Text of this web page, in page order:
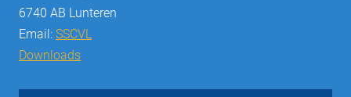
6740 AB Lunteren
Email: SSCVL
Downloads